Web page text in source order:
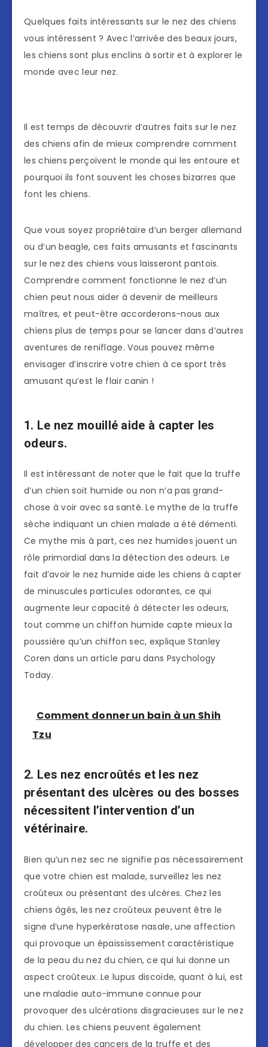
Quelques faits intéressants sur le nez des chiens
vous intéressent ? Avec l’arrivée des beaux jours,
les chiens sont plus enclins à sortir et à explorer le
monde avec leur nez.
Il est temps de découvrir d’autres faits sur le nez
des chiens afin de mieux comprendre comment
les chiens perçoivent le monde qui les entoure et
pourquoi ils font souvent les choses bizarres que
font les chiens.
Que vous soyez propriétaire d’un berger allemand
ou d’un beagle, ces faits amusants et fascinants
sur le nez des chiens vous laisseront pantois.
Comprendre comment fonctionne le nez d’un
chien peut nous aider à devenir de meilleurs
maîtres, et peut-être accorderons-nous aux
chiens plus de temps pour se lancer dans d’autres
aventures de reniflage. Vous pouvez même
envisager d’inscrire votre chien à ce sport très
amusant qu’est le flair canin !
1. Le nez mouillé aide à capter les
odeurs.
Il est intéressant de noter que le fait que la truffe
d’un chien soit humide ou non n’a pas grand-
chose à voir avec sa santé. Le mythe de la truffe
sèche indiquant un chien malade a été démenti.
Ce mythe mis à part, ces nez humides jouent un
rôle primordial dans la détection des odeurs. Le
fait d’avoir le nez humide aide les chiens à capter
de minuscules particules odorantes, ce qui
augmente leur capacité à détecter les odeurs,
tout comme un chiffon humide capte mieux la
poussière qu’un chiffon sec, explique Stanley
Coren dans un article paru dans Psychology
Today.
Comment donner un bain à un Shih
Tzu
2. Les nez encroûtés et les nez
présentant des ulcères ou des bosses
nécessitent l’intervention d’un
vétérinaire.
Bien qu’un nez sec ne signifie pas nécessairement
que votre chien est malade, surveillez les nez
croûteux ou présentant des ulcères. Chez les
chiens âgés, les nez croûteux peuvent être le
signe d’une hyperkératose nasale, une affection
qui provoque un épaississement caractéristique
de la peau du nez du chien, ce qui lui donne un
aspect croûteux. Le lupus discoïde, quant à lui, est
une maladie auto-immune connue pour
provoquer des ulcérations disgracieuses sur le nez
du chien. Les chiens peuvent également
développer des cancers de la truffe et des